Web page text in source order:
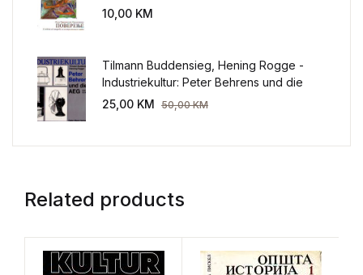
sveta
10,00 KM
Tilmann Buddensieg, Hening Rogge -
Industriekultur: Peter Behrens und die
AEG 1907-1914.
25,00 KM 50,00KM
Related products